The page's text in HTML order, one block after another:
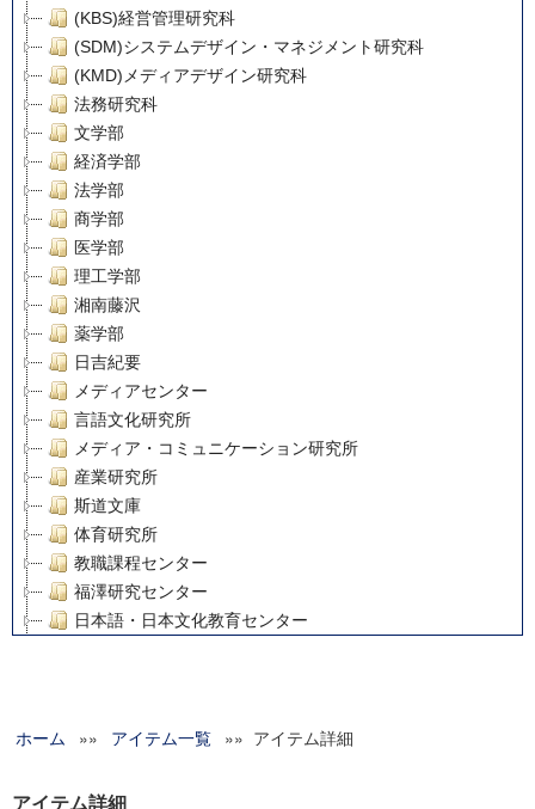
(KBS)経営管理研究科
(SDM)システムデザイン・マネジメント研究科
(KMD)メディアデザイン研究科
法務研究科
文学部
経済学部
法学部
商学部
医学部
理工学部
湘南藤沢
薬学部
日吉紀要
メディアセンター
言語文化研究所
メディア・コミュニケーション研究所
産業研究所
斯道文庫
体育研究所
教職課程センター
福澤研究センター
日本語・日本文化教育センター
グローバルリサーチインスティテュート
科学研究費補助金研究成果報告書
ホーム »» アイテム一覧 »» アイテム詳細
アイテム詳細